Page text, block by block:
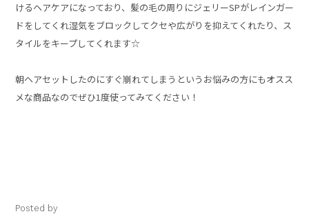
けるヘアケアになっており、髪の毛の周りにジェリーSPがレインガー
ドをしてくれ湿気をブロックしてクセや広がりを抑えてくれたり、ス
タイルをキープしてくれます☆
朝ヘアセットしたのにすぐ崩れてしまうというお悩みの方にもオスス
メな商品なのでぜひ1度使ってみてください！
Posted by